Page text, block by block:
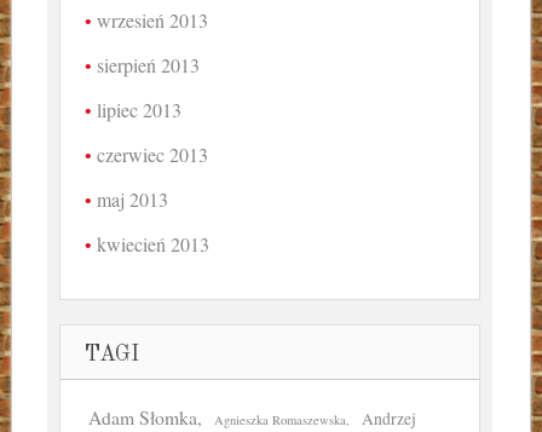
wrzesień 2013
sierpień 2013
lipiec 2013
czerwiec 2013
maj 2013
kwiecień 2013
TAGI
Adam Słomka Agnieszka Romaszewska
Andrzej